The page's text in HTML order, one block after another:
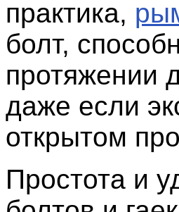
практика,
болт,
протяжении
даже если
открытом
Простота и